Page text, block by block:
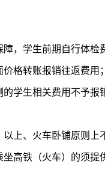
学生前期自行体检
格转账报销往返费
学生相关费用不予报
、火车卧铺原则上
高铁（火车）的须